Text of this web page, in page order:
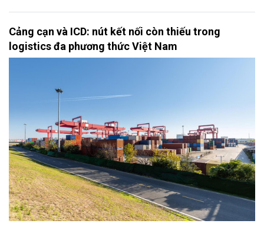
Cảng cạn và ICD: nút kết nối còn thiếu trong
logistics đa phương thức Việt Nam